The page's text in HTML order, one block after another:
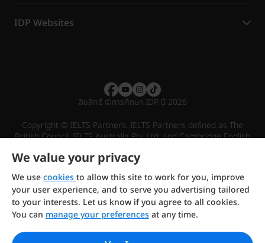
IDP Websites
ลิขสิทธิ์©การศึกษา IDP ปี 2026
Copyright © IELTS Partners. IELTS Partners defined as The
British Council, IELTS Australia Pty. Ltd. and Cambridge English
Investors
Terms of use Privacy policy Disclaimer
We value your privacy
We usecookiesto allow this site to work for you, improve
your user experience, and to serve you advertising tailored
to your interests. Let us know if you agree to all cookies.
You can manage your preferencesat any time.